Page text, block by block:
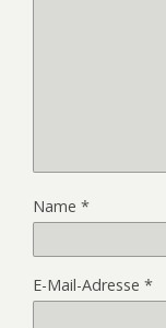
Name *
E-Mail-Adresse *